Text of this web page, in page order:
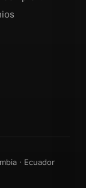
· Ecuador